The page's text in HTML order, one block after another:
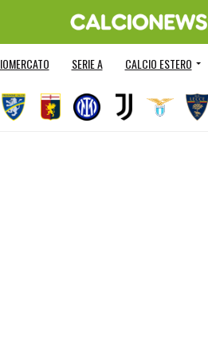
SERIE A CALCIO ESTERO